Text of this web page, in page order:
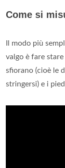
Come si
Il modo più
valgo è fare
sfiorano (cioè le
stringersi) e i